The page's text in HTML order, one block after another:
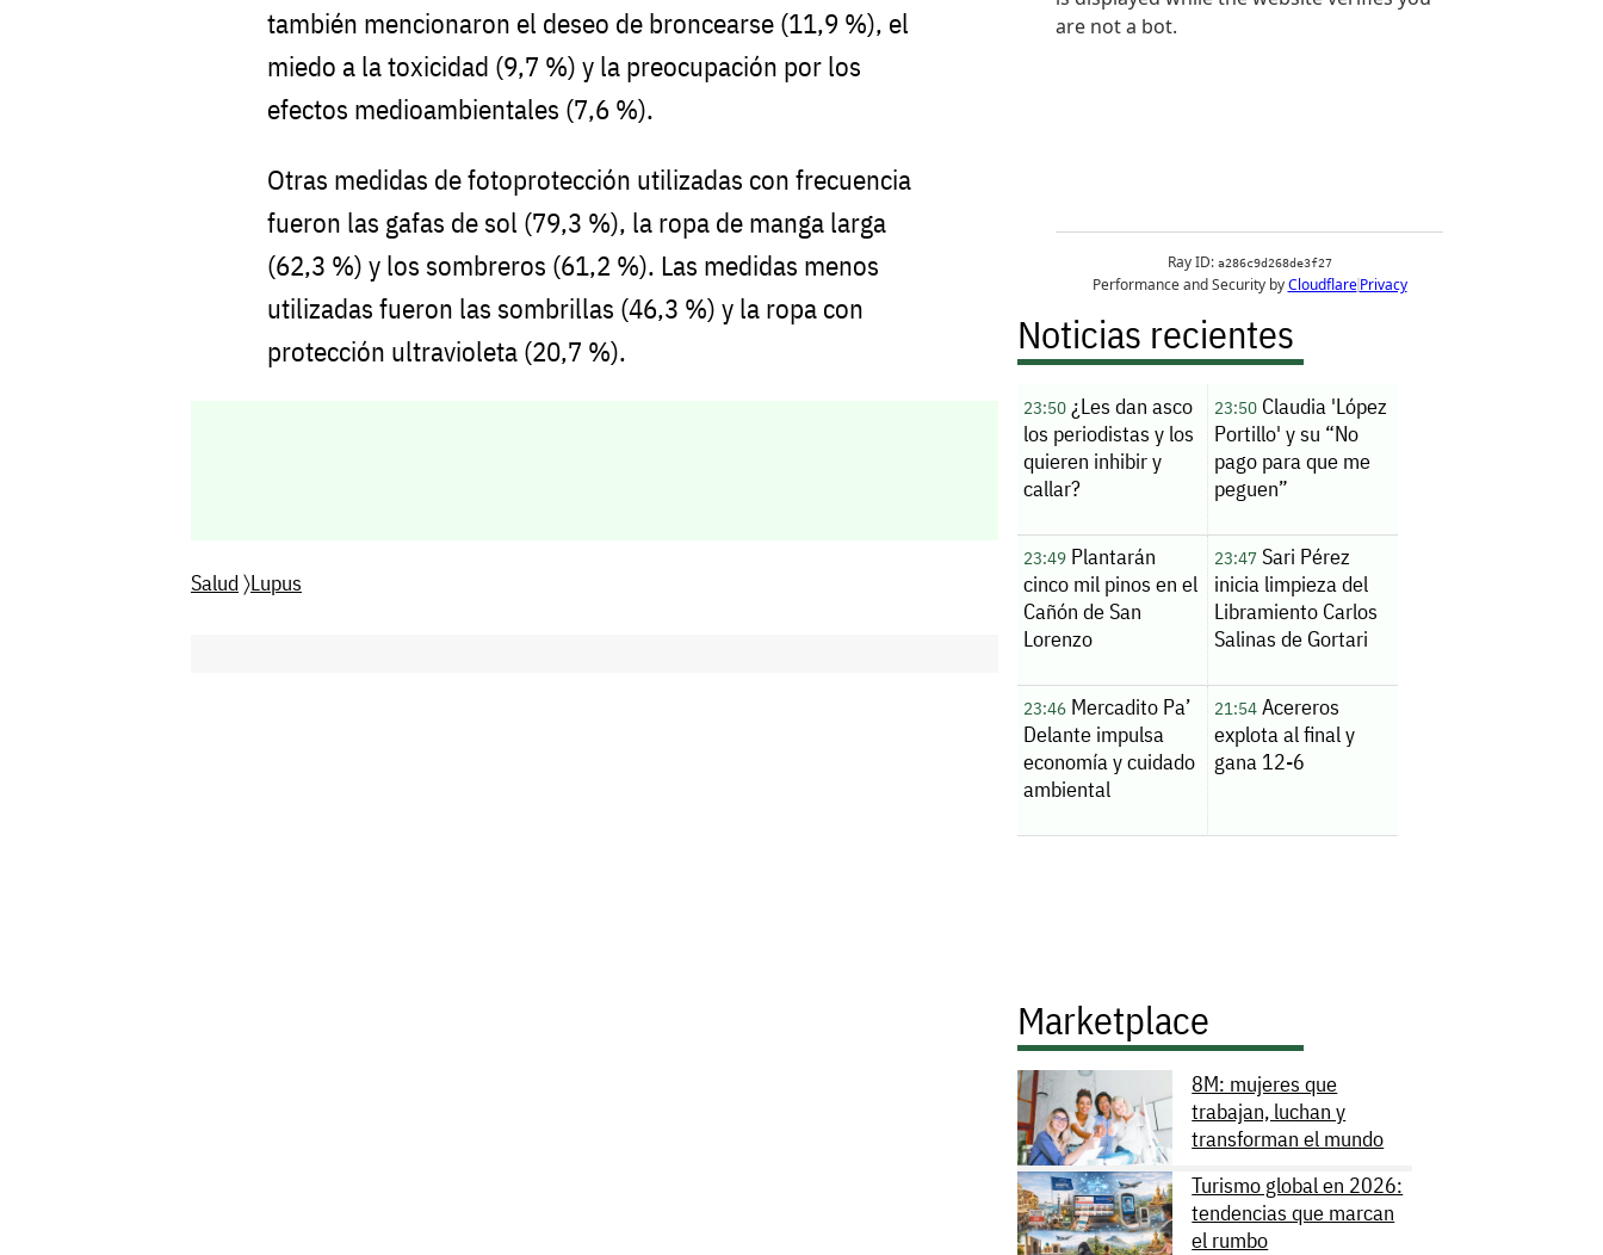
también mencionaron el deseo de broncearse (11,9 %), el
miedo a la toxicidad (9,7 %) y la preocupación por los
efectos medioambientales (7,6 %).
Otras medidas de fotoprotección utilizadas con frecuencia
fueron las gafas de sol (79,3 %), la ropa de manga larga
(62,3 %) y los sombreros (61,2 %). Las medidas menos
utilizadas fueron las sombrillas (46,3 %) y la ropa con
protección ultravioleta (20,7 %).
Salud 〉Lupus
Noticias recientes
23:50 ¿Les dan asco
los periodistas y los
quieren inhibir y
callar?
23:50Claudia 'López
Portillo' y su “No
pago para que me
peguen”
23:49 Plantarán
cinco mil pinos en el
Cañón de San
Lorenzo
23:47Sari Pérez
inicia limpieza del
Libramiento Carlos
Salinas de Gortari
23:46 Mercadito Pa’
Delante impulsa
economía y cuidado
ambiental
21:54Acereros
explota al final y
gana 12-6
Marketplace
8M: mujeres que
trabajan, luchan y
transforman el mundo
Turismo global en 2026:
tendencias que marcan
el rumbo